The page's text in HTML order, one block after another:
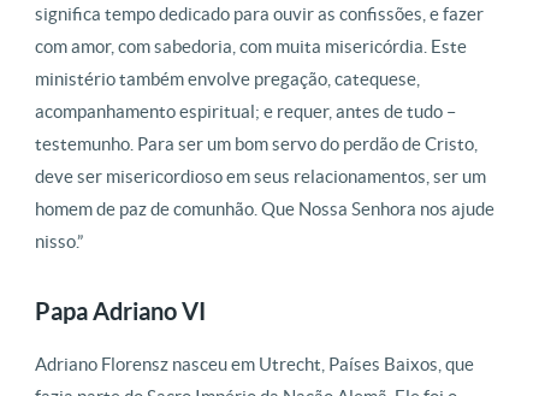
significa tempo dedicado para ouvir as confissões, e fazer
com amor, com sabedoria, com muita misericórdia. Este
ministério também envolve pregação, catequese,
acompanhamento espiritual; e requer, antes de tudo –
testemunho. Para ser um bom servo do perdão de Cristo,
deve ser misericordioso em seus relacionamentos, ser um
homem de paz de comunhão. Que Nossa Senhora nos ajude
nisso.”
Papa Adriano VI
Adriano Florensz nasceu em Utrecht, Países Baixos, que